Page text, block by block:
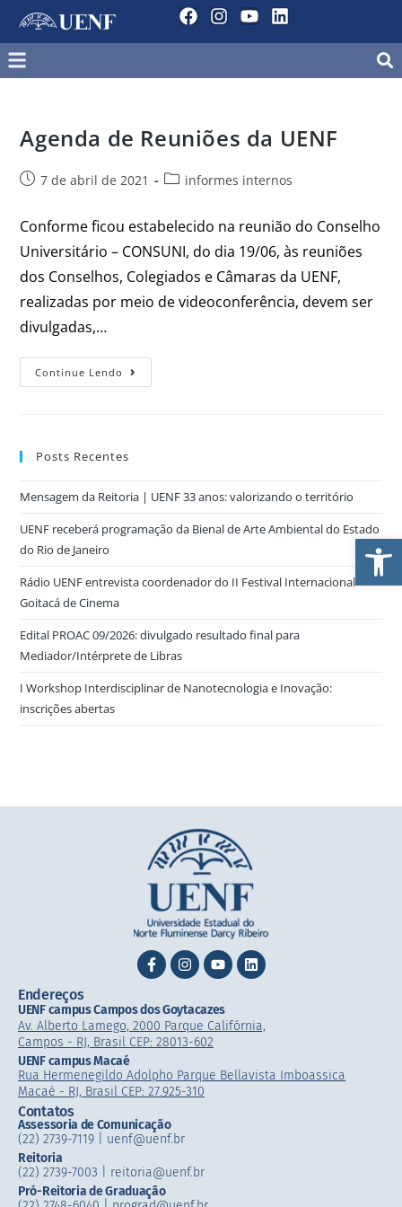
Agenda de Reuniões da UENF
7 de abril de 2021 informes internos
Conforme ficou estabelecido na reunião do Conselho
Universitário – CONSUNI, do dia 19/06, às reuniões
dos Conselhos, Colegiados e Câmaras da UENF,
realizadas por meio de videoconferência, devem ser
divulgadas,…
Continue Lendo
Posts Recentes
Mensagem da Reitoria | UENF 33 anos: valorizando o território
UENF receberá programação da Bienal de Arte Ambiental do Estado
do Rio de Janeiro
Rádio UENF entrevista coordenador do II Festival Internacional
Goitacá de Cinema
Edital PROAC 09/2026: divulgado resultado final para
Mediador/Intérprete de Libras
I Workshop Interdisciplinar de Nanotecnologia e Inovação:
inscrições abertas
Endereços
UENF campus Campos dos Goytacazes
Av. Alberto Lamego, 2000 Parque Califórnia,
Campos - RJ, Brasil CEP: 28013-602
UENF campus Macaé
Rua Hermenegildo Adolpho Parque Bellavista Imboassica
Macaé - RJ, Brasil CEP: 27.925-310
Contatos
Assessoria de Comunicação
(22) 2739-7119 | uenf@uenf.br
Reitoria
(22) 2739-7003 |​ reitoria@uenf.br
Pró-Reitoria de Graduação